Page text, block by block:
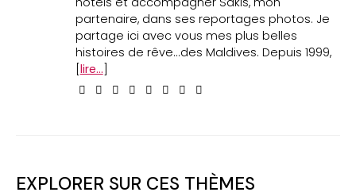
partenaire, dans ses reportages photos. Je
partage ici avec vous mes plus belles
histoires de rêve...des Maldives. Depuis 1999,
lire...
EXPLORER SUR CES THÈMES